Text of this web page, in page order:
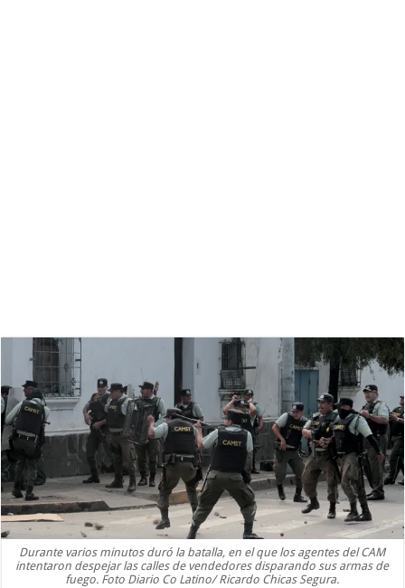
Durante varios minutos duró la batalla, en el que los agentes del CAM
intentaron despejar las calles de vendedores disparando sus armas de
fuego. Foto Diario Co Latino/ Ricardo Chicas Segura.